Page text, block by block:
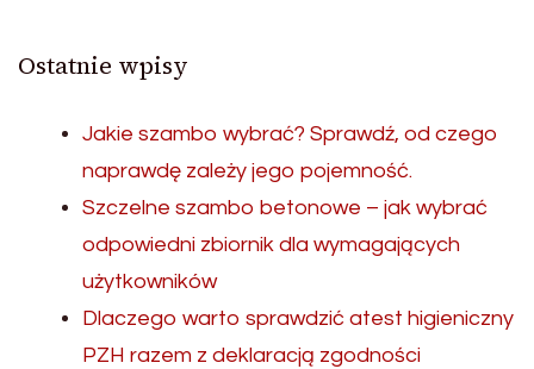
Ostatnie wpisy
Jakie szambo wybrać? Sprawdź, od czego
naprawdę zależy jego pojemność.
Szczelne szambo betonowe – jak wybrać
odpowiedni zbiornik dla wymagających
użytkowników
Dlaczego warto sprawdzić atest higieniczny
PZH razem z deklaracją zgodności